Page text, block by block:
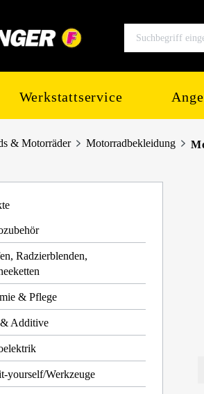
Werkstattservice
& Motorräder Motorradbekleidung
Radzierblenden,
& Pflege
Additive
yourself/Werkzeuge